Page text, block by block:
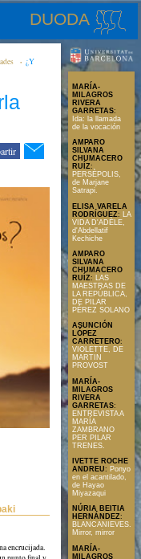
DUODA
¿Y
encrucijada.
MARÍA-
MILAGROS
RIVERA
GARRETAS:
Ida: la llamada
de la vocación
AMPARO
SILVANA
CHUMACERO
RUÍZ:
PERSÈPOLIS,
de Marjane
Satrapi.
ELISA VARELA
RODRÍGUEZ:
LA
VIDA D'ADÈLE,
d'Abdellatif
Kechiche
AMPARO
SILVANA
CHUMACERO
RUÍZ: LAS
MAESTRAS DE
LA REPÚBLICA,
DE PILAR
PÉREZ SOLANO
ASUNCIÓN
LÓPEZ
CARRETERO:
VIOLETTE, DE
MARTIN
PROVOST
MARÍA-
MILAGROS
RIVERA
GARRETAS:
ENTREVISTA A
MARÍA
ZAMBRANO
PER PILAR
TRENES.
IVETTE ROCHE
ANDREU: Ponyo
en el acantilado,
de Hayao
Miyazaqui
NÚRIA BEITIA
HERNÁNDEZ:
BLANCANIEVES.
Mirror, mirror
MARÍA-
MILAGROS